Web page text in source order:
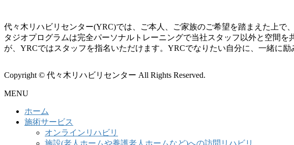
代々木リハビリセンター(YRC)では、ご本人、ご家族のご希望を踏まえた上
タジオプログラムは完全パーソナルトレーニングで当社スタッフ以外と空間
が、YRCではスタッフを指名いただけます。YRCでなりたい自分に、一緒に励
Copyright © 代々木リハビリセンター All Rights Reserved.
MENU
ホーム
施術サービス
オンラインリハビリ
施設(老人ホームや養護老人ホームなど)への訪問リハビリ